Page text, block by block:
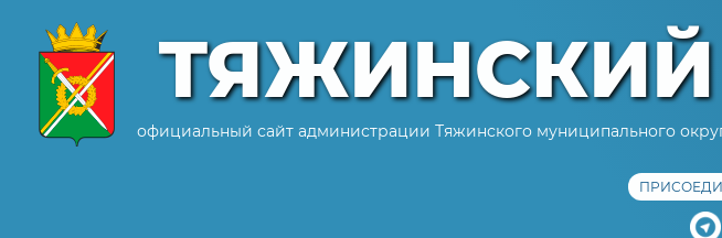
ТЯЖИНСКИЙ
официальный сайт администрации Тяжинского муниципального